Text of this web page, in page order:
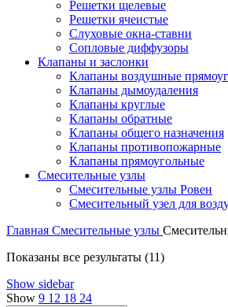
Решетки щелевые
Решетки ячеистые
Слуховые окна-ставни
Сопловые диффузоры
Клапаны и заслонки
Клапаны воздушные
Клапаны дымоудаления
Клапаны круглые
Клапаны обратные
Клапаны общего назначения
Клапаны противопожарные
Клапаны прямоугольные
Смесительные узлы
Смесительные узлы Ровен
Смесительный узел для
Главная Смесительные узлы
Показаны все результаты (11)
Show sidebar
Show 9 12 18 24